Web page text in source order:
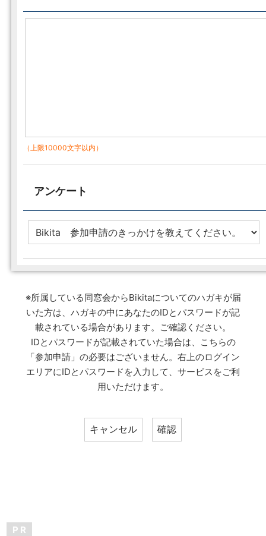
（上限10000文字以内）
アンケート
※所属している同窓会からBikitaについてのハガキが届
いた方は、ハガキの中にあなたのIDとパスワードが記
載されている場合があります。ご確認ください。
IDとパスワードが記載されていた場合は、こちらの
「参加申請」の必要はございません。右上のログイン
エリアにIDとパスワードを入力して、サービスをご利
用いただけます。
P R